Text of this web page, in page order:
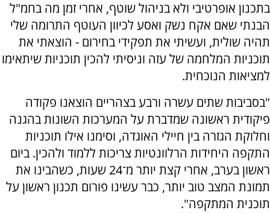
בתכנון אופרטיבי ולא בניהול שוטף, אחרי זמן מה בחמ"ל
הבנתי שאם אקח נשק ואסע לכיוון העוטף התרומה שלי
תהיה שולית, ועשיתי את תפקידי בחירום - הוצאתי את
תוכניות המלחמה של עזה וניסיתי להכין תוכניות שיתאימו
למציאות הנוכחית.
"בסביבות שתים עשרה ורבע בצהריים הוצאנו פקודה
פיקודית ראשונה שמדברת על המערכות השונות בהגנה
וחלוקת הגזרה בין חיילי האוגדה, וסימנו אילו תוכניות
התקפה היחידות הרלוונטיות צריכות ללמוד ולהכין. ביום
ראשון בערב, אחרי קצת יותר מ־24 שעות, כשהבינו את
תמונת המצב טוב יותר, כבר עשינו פורום תכנון ראשון על
תוכנית המתקפה".